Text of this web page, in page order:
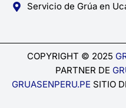
Servicio de Grúa en
COPYRIGHT © 2025
PARTNER DE
GRUASENPERU.PE SITIO